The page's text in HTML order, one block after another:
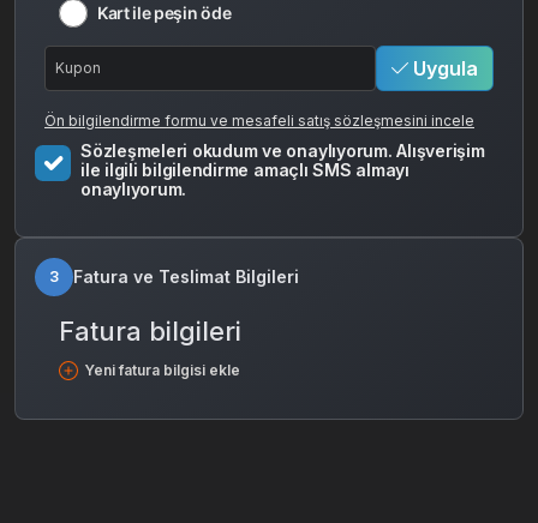
Kart ile peşin öde
Uygula
Ön bilgilendirme formu ve mesafeli satış sözleşmesini incele
Sözleşmeleri okudum ve onaylıyorum. Alışverişim
ile ilgili bilgilendirme amaçlı SMS almayı
onaylıyorum.
3 Fatura ve Teslimat Bilgileri
Fatura bilgileri
Yeni fatura bilgisi ekle